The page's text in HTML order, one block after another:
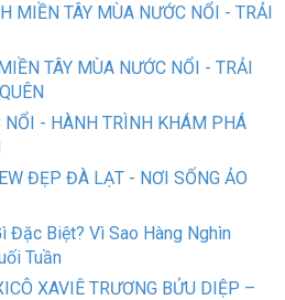
MIỀN TÂY MÙA NƯỚC NỔI - TRẢI
TÂY MÙA NƯỚC NỔI - TRẢI
NỔI - HÀNH TRÌNH KHÁM PHÁ
ĐẸP ĐÀ LẠT - NƠI SỐNG ẢO
Đặc Biệt? Vì Sao Hàng Nghìn
Tuần
XAVIÊ TRƯƠNG BỬU DIỆP –